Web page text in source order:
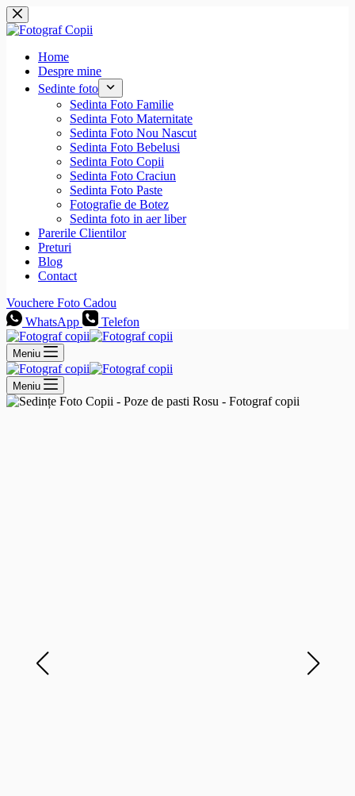
Sari
la
conținut
Home
Despre mine
Sedinte foto
Sedinta Foto Familie
Sedinta Foto Maternitate
Sedinta Foto Nou Nascut
Sedinta Foto Bebelusi
Sedinta Foto Copii
Sedinta Foto Craciun
Sedinta Foto Paste
Fotografie de Botez
Sedinta foto in aer liber
Parerile Clientilor
Preturi
Blog
Contact
Vouchere Foto Cadou
WhatsApp
Telefon
Meniu
Meniu